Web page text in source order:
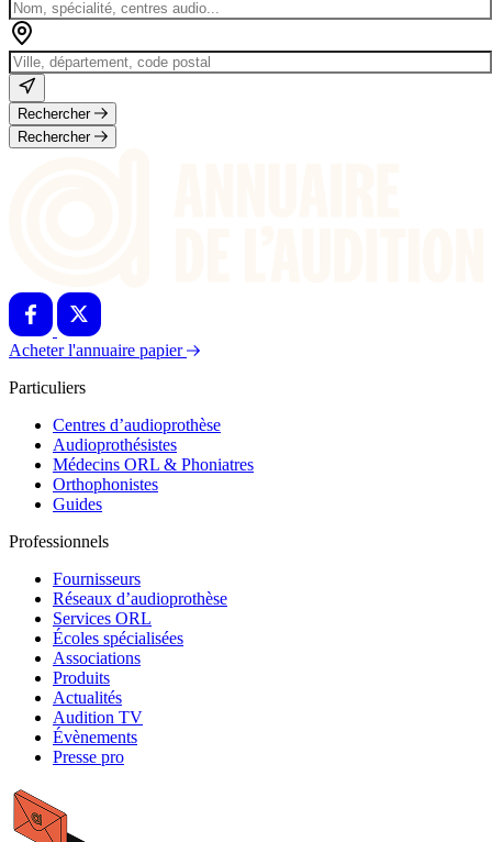
Rechercher
Rechercher
Acheter l'annuaire papier
Particuliers
Centres d’audioprothèse
Audioprothésistes
Médecins ORL & Phoniatres
Orthophonistes
Guides
Professionnels
Fournisseurs
Réseaux d’audioprothèse
Services ORL
Écoles spécialisées
Associations
Produits
Actualités
Audition TV
Évènements
Presse pro